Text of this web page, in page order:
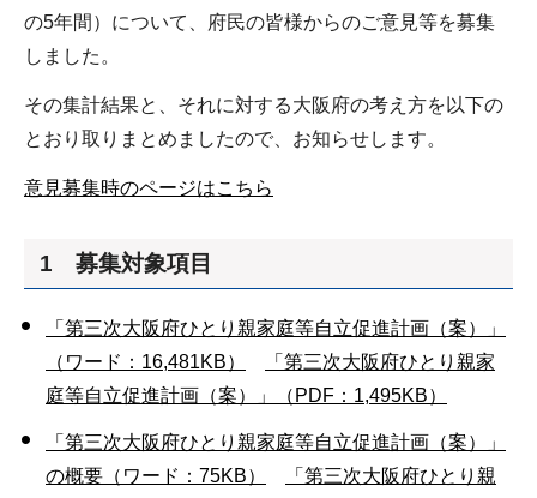
の5年間）について、府民の皆様からのご意見等を募集
しました。
その集計結果と、それに対する大阪府の考え方を以下の
とおり取りまとめましたので、お知らせします。
意見募集時のページはこちら
1 募集対象項目
「第三次大阪府ひとり親家庭等自立促進計画（案）」
（ワード：16,481KB）
「第三次大阪府ひとり親家
庭等自立促進計画（案）」（PDF：1,495KB）
「第三次大阪府ひとり親家庭等自立促進計画（案）」
の概要（ワード：75KB）
「第三次大阪府ひとり親